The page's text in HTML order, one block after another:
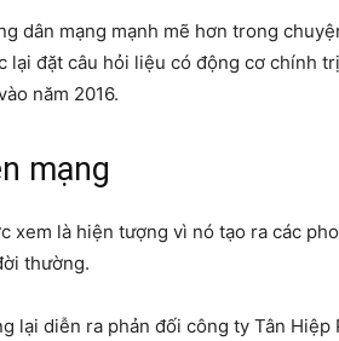
dân mạng mạnh mẽ hơn trong
lại đặt câu hỏi liệu có động cơ chính
năm 2016.
mạng
xem là hiện tượng vì nó tạo ra các
thường.
lại diễn ra phản đối công ty Tân